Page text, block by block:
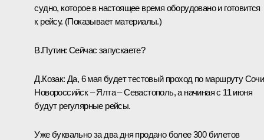
судно, которое в настоящее время оборудовано и готовится
к рейсу. (Показывает материалы.)
В.Путин: Сейчас запускаете?
Д.Козак: Да, 6 мая будет тестовый проход по маршруту
Новороссийск – Ялта – Севастополь, а начиная с 11 июня
будут регулярные рейсы.
Уже буквально за два дня продано более 300 билетов